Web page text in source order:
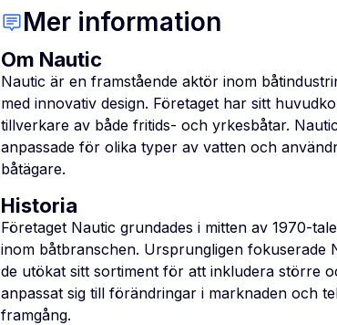
Mer information
Om Nautic
Nautic är en framstående aktör inom
med innovativ design. Företaget har sitt
tillverkare av både fritids- och yrkesbåtar.
anpassade för olika typer av vatten och
båtägare.
Historia
Företaget Nautic grundades i mitten av 1970-
inom båtbranschen. Ursprungligen fokuserade
de utökat sitt sortiment för att inkludera större
anpassat sig till förändringar i marknaden och
framgång.